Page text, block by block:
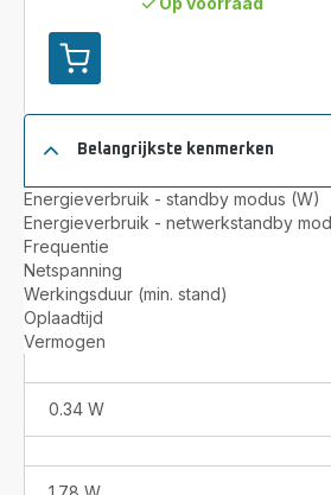
Toevoegen
winkelwagentje
X-
Plorer
Serie 75S+
RR8585
Robotstofzuiger
met
automatisch
leegstation
-
2.700Pa
Technologie:
Laser
Belangrijkste kenmerken
Energieverbruik - standby modus (W)
Energieverbruik - netwerkstandby
Frequentie
Netspanning
Werkingsduur (min. stand)
Oplaadtijd
Vermogen
0.34 W